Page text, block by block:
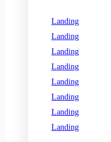
Landing
Landing
Landing
Landing
Landing
Landing
Landing
Landing